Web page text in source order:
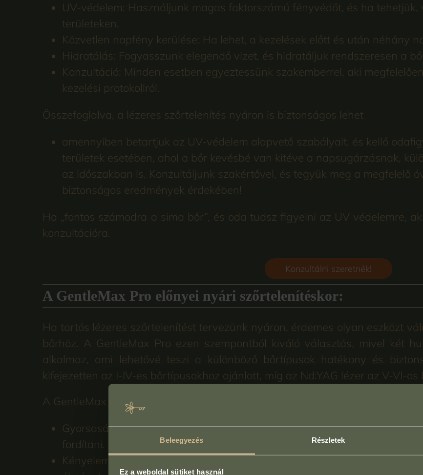
Beleegyezés Részletek
Ez a weboldal sütiket használ
UV-védelem: Használjunk magas faktorszámú fényvédőt, és ha
területeken.
Közvetlen napfény kerülése: Ha lehet, a kezelések előtt és után néhány
Hidratálás: Fogyasszunk elegendő vizet, és hidratáljuk rendszeresen a
Konzultáció: Minden esetben egyeztessünk szakemberrel, aki
kezelési protokollról.
Összefoglalva, a lézeres szőrtelenítés nyáron is biztonságos lehet
amennyiben betartjuk az UV-védelem alapvető szabályait, és kellő
területek esetében, ahol a bőr kevésbé van kitéve a napsugárzásnak,
az időszakban is. Konzultáljunk szakértővel, és tegyük meg a megfelelő
biztonságos eredmények érdekében!
Ha „fontos számodra a sima bőr”, és oda tudsz figyelni az UV védelemre,
konzultációra.
Konzultálni szeretnék!
A GentleMax Pro előnyei nyári szőrtelenítéskor:
Ha tartós lézeres szőrtelenítést tervezünk nyáron, érdemes olyan eszközt
bőrhöz. A GentleMax Pro ezen szempontból kiváló választás, mivel két
alkalmaz, ami lehetővé teszi a különböző bőrtípusok hatékony és
kifejezetten az I-IV-es bőrtípusokhoz ajánlott, míg az Nd:YAG lézer az V-VI-
A GentleMax Pro további előnyei:
Gyorsaság: Nagyobb kezelőfejével nagyobb területeket fed le
fordítani.
Kényelem: Dinamikus hűtési rendszerével csökkenti a kezelés során